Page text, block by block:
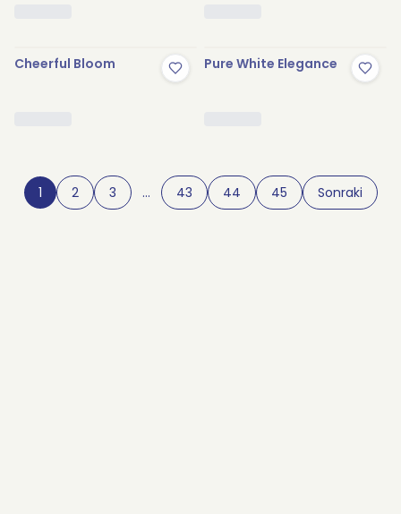
Cheerful Bloom Pure White Elegance
1 2 3 … 43 44 45 Sonraki